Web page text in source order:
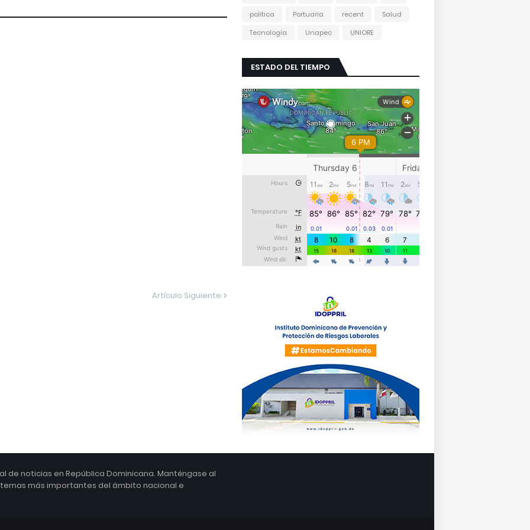
Artículo Siguiente
politica
Portuaria recent
Salud
Tecnología
Unapec UNIORE
ESTADO DEL TIEMPO
de noticias en República Dominicana. Manténgase al
más importantes del ámbito nacional e